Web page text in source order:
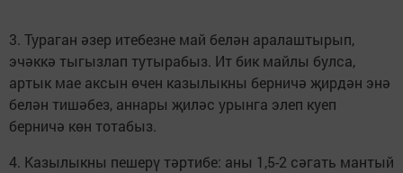
3. Тураган әзер итебезне май белән аралаштырып,
эчәккә тыгызлап тутырабыз. Ит бик майлы булса,
артык мае аксын өчен казылыкны берничә җирдән энә
белән тишәбез, аннары җиләс урынга элеп куеп
берничә көн тотабыз.
4. Казылыкны пешерү тәртибе: аны 1,5-2 сәгать мантый